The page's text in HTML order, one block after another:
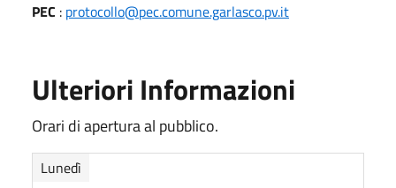
PEC : protocollo@pec.comune.garlasco.pv.it
Ulteriori Informazioni
Orari di apertura al pubblico.
Lunedì